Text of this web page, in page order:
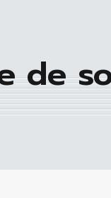
de